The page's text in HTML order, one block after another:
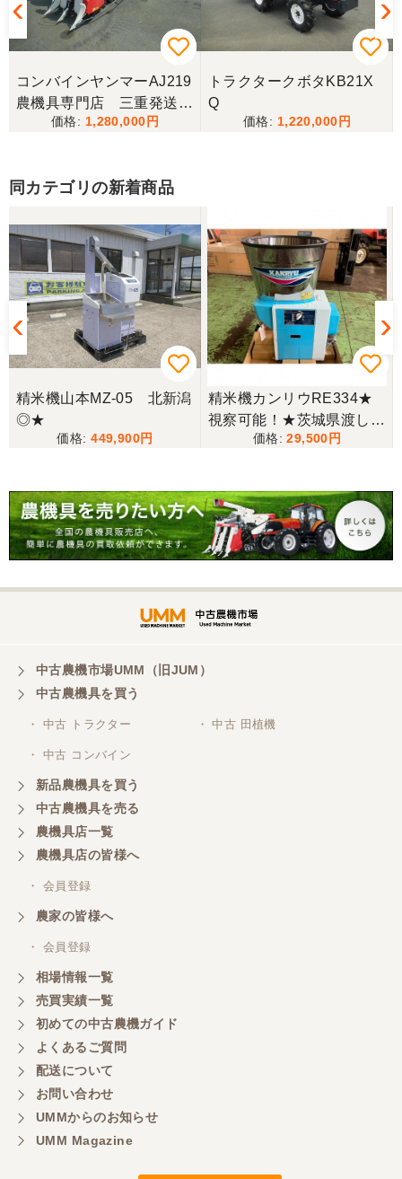
香川県／西川忠洋
丁寧な対応をしていただき計量選別機を無事持ち帰
ることができました。今年の籾摺り時に旧機が故障
し、修理の目途が無い中、手頃な価格の本機を見つ
けることが出来て大満足です。リンスクさんありが
10月にコンバインを購入させていただきました、香
川県から熊本県まで運んでもらい、 とても親切に機
械の説明をしていただき感謝しています。 そして、
この度無事に稲刈りを行い、終了しました。 農機リ
ンクスさん、ありがとうございました。
コンバインヤンマーAJ219
農機具専門店 三重発送整
備済み
1,280,000
トラクタークボタKB21X
Q
1,220,000
同カテゴリの新着商品
精米機山本MZ-05 北新潟
◎★
449,900
精米機カンリウRE334★
視察可能！★茨城県渡し
カンリウ 循環型精米機 RE
渡し【Q11297241】
29,500
中古農機市場UMM（旧JUM）
中古農機具を買う
・ 中古 トラクター ・ 中古 田植機
・ 中古 コンバイン
新品農機具を買う
中古農機具を売る
農機具店一覧
農機具店の皆様へ
・ 会員登録
農家の皆様へ
・ 会員登録
相場情報一覧
売買実績一覧
初めての中古農機ガイド
よくあるご質問
配送について
お問い合わせ
UMMからのお知らせ
UMM Magazine